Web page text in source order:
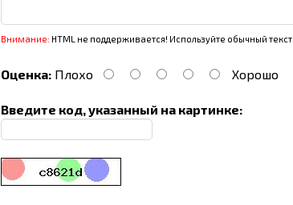
Внимание: HTML не поддерживается! Используйте обычный текст.
Оценка: Плохо Хорошо
Введите код, указанный на картинке: